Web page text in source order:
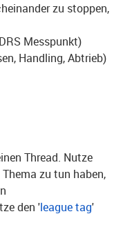
zu stoppen,
Messpunkt)
Handling, Abtrieb)
Thread. Nutze
zu tun haben,
den 'league tag'